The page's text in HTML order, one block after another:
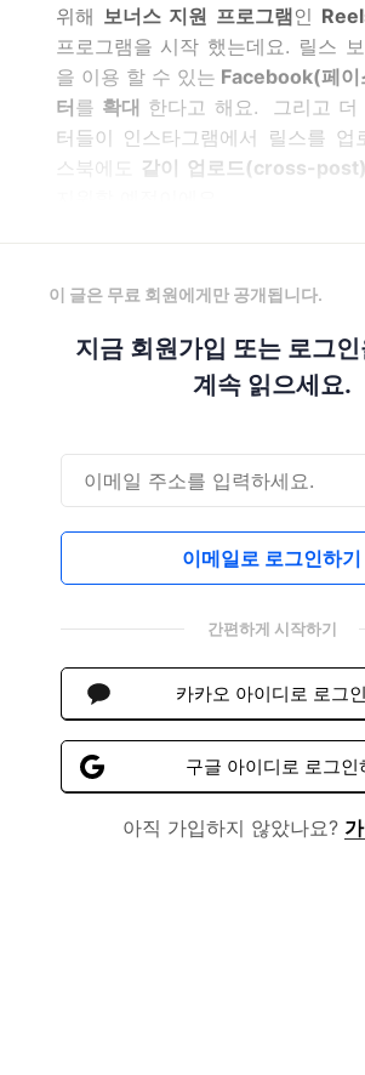
위해 보너스 지원 프로그램 인
프로그램을 시작 했는데요. 릴스
을 이용 할 수 있는 Facebook(페이
터를 확대 한다고 해요. 그리고 더
터들이 인스타그램에서 릴스를 업
스북에도 같이 업로드(cross-post)
이 글은 무료 회원에게만 공개됩니다.
지금 회원가입 또는 로그
계속 읽으세요.
이메일로 로그인하기
간편하게 시작하기
카카오 아이디로 로그
구글 아이디로 로그인
아직 가입하지 않았나요?